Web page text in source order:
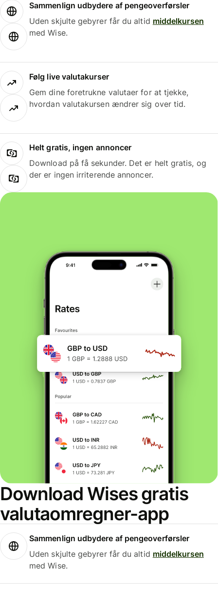
Sammenlign udbydere af pengeoverførsler
Uden skjulte gebyrer får du altid middelkursen
med Wise.
Følg live valutakurser
Gem dine foretrukne valutaer for at tjekke,
hvordan valutakursen ændrer sig over tid.
Helt gratis, ingen annoncer
Download på få sekunder. Det er helt gratis, og
der er ingen irriterende annoncer.
Download Wises gratis
valutaomregner-app
Sammenlign udbydere af pengeoverførsler
Uden skjulte gebyrer får du altid middelkursen
med Wise.